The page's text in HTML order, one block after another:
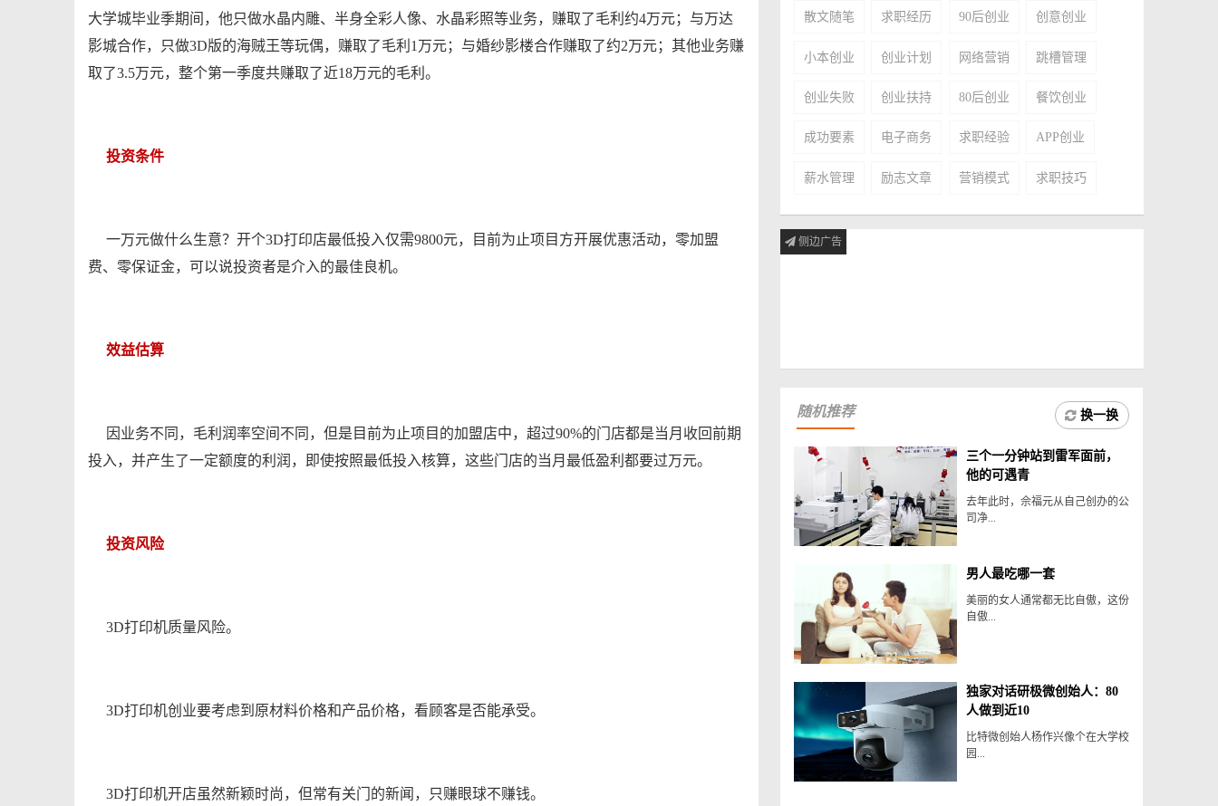
大学城毕业季期间，他只做水晶内雕、半身全彩人像、水晶彩照等业务，赚取了毛利约4万元；与万达
影城合作，只做3D版的海贼王等玩偶，赚取了毛利1万元；与婚纱影楼合作赚取了约2万元；其他业务赚
取了3.5万元，整个第一季度共赚取了近18万元的毛利。
投资条件
一万元做什么生意？开个3D打印店最低投入仅需9800元，目前为止项目方开展优惠活动，零加盟
费、零保证金，可以说投资者是介入的最佳良机。
效益估算
因业务不同，毛利润率空间不同，但是目前为止项目的加盟店中，超过90%的门店都是当月收回前期
投入，并产生了一定额度的利润，即使按照最低投入核算，这些门店的当月最低盈利都要过万元。
投资风险
3D打印机质量风险。
3D打印机创业要考虑到原材料价格和产品价格，看顾客是否能承受。
3D打印机开店虽然新颖时尚，但常有关门的新闻，只赚眼球不赚钱。
散文随笔 求职经历 90后创业 创意创业
小本创业 创业计划 网络营销 跳槽管理
创业失败 创业扶持 80后创业 餐饮创业
成功要素 电子商务 求职经验 APP创业
薪水管理 励志文章 营销模式 求职技巧
侧边广告
随机推荐 换一换
三个一分钟站到雷军面前，
他的可遇青
去年此时，佘福元从自己创办的公
司净...
男人最吃哪一套
美丽的女人通常都无比自傲，这份
自傲...
独家对话研极微创始人：80
人做到近10
比特微创始人杨作兴像个在大学校
园...